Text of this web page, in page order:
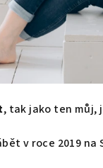
, tak jako ten můj,
v roce 2019